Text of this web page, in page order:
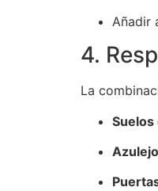
Añadir
4.
La
Suelos